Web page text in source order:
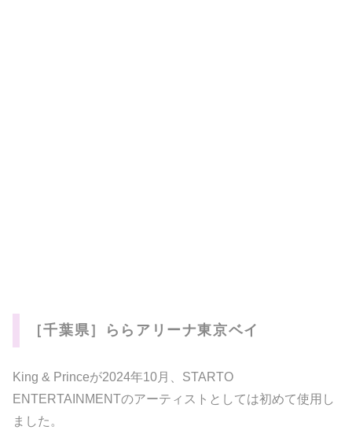
［千葉県］ららアリーナ東京ベイ
King & Princeが2024年10月、STARTO
ENTERTAINMENTのアーティストとしては初めて使用し
ました。